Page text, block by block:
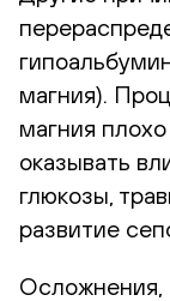
магния).
магния
оказывать
глюкозы,
развитие
Осложнения,